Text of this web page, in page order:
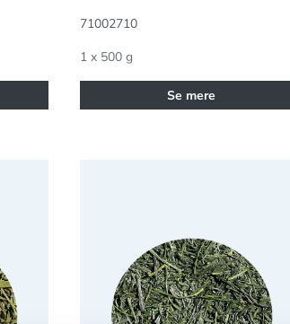
71002710
1 x 500 g
Se mere